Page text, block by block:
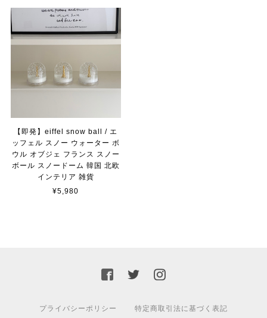
【即発】eiffel snow ball / エ
ッフェル スノー ウォーター ボ
ウル オブジェ フランス スノー
ボール スノードーム 韓国 北欧
インテリア 雑貨
¥5,980
プライバシーポリシー 特定商取引法に基づく表記